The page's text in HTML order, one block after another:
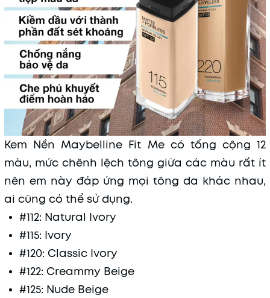
Kem Nền Maybelline Fit Me có tổng cộng 12
màu, mức chênh lệch tông giữa các màu rất ít
nên em này đáp ứng mọi tông da khác nhau,
ai cũng có thể sử dụng.
#112: Natural Ivory
#115: Ivory
#120: Classic Ivory
#122: Creammy Beige
#125: Nude Beige